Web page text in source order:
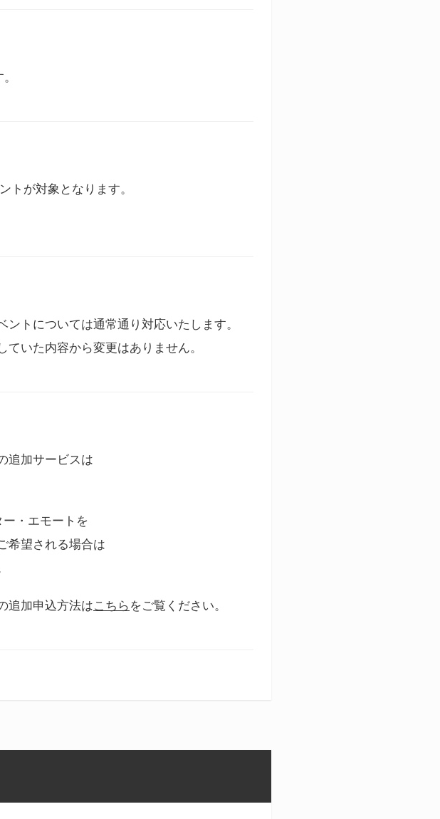
トが対象となります。
トについては通常通り対応いたします。
いた内容から変更はありません。
追加サービスは
・エモートを
希望される場合は
追加申込方法はこちら をご覧ください。